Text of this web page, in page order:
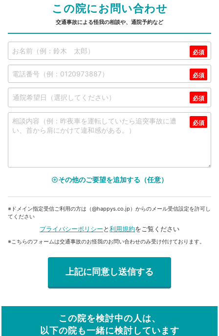
この院にお問い合わせ
交通事故による怪我の相談や、通院予約など
add_circle_outlineその他のご要望を追加する（任意）
※ドメイン指定受信ご利用の方は（@happys.co.jp）からのメール受信設定を許可し
てください
プライバシーポリシーと利用規約をご覧ください
※こちらのフォームは交通事故のお怪我のお問い合わせのみ受け付けております。
この院を検討中の人は、
以下の院も一緒に検討しています